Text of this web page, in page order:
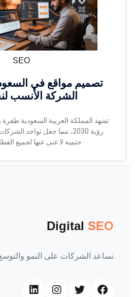
SEO
تصميم مواقع في
الشركة الأنسب
تشهد المملكة العربية السعودية
رؤية 2030، مما جعل تواجد
حتمية لا غنى عنها لجميع
DigitalSEO
نساعد الشركات على النمو